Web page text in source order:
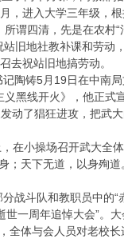
，进入大学三年级，
谓四清，先是在农村
旧地社教补课和劳动
去祝站旧地搞劳动。
陶铸5月19日在中南
黑线开火》，他正式
发动了猖狂进攻，把
在小操场召开武大全
；天下无道，以身殉
战斗队和教职员中的“
一周年追悼大会”。
全体与会人员对老校长